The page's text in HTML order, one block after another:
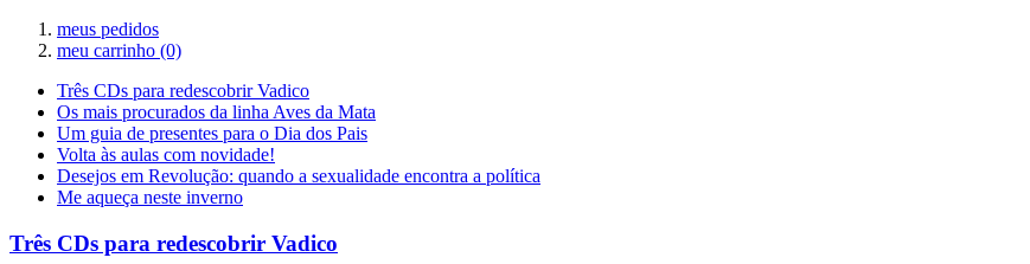
meus pedidos
meu carrinho (0)
Três CDs para redescobrir Vadico
Os mais procurados da linha Aves da Mata
Um guia de presentes para o Dia dos Pais
Volta às aulas com novidade!
Desejos em Revolução: quando a sexualidade encontra a política
Me aqueça neste inverno
Três CDs para redescobrir Vadico